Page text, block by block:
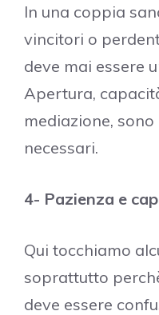
In una coppia
vincitori o
deve mai essere
Apertura,
mediazione,
necessari.
4- Pazienza e
Qui tocchiamo
soprattutto
deve essere